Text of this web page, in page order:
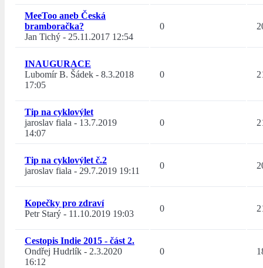
MeeToo aneb Česká
bramboračka?
Jan Tichý - 25.11.2017 12:54
0
INAUGURACE
Lubomír B. Šádek - 8.3.2018
17:05
0
Tip na cyklovýlet
jaroslav fiala - 13.7.2019
14:07
0
Tip na cyklovýlet č.2
jaroslav fiala - 29.7.2019 19:11
0
Kopečky pro zdraví
Petr Starý - 11.10.2019 19:03
0
Cestopis Indie 2015 - část 2.
Ondřej Hudrlík - 2.3.2020
16:12
0